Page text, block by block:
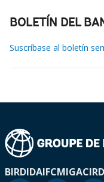
BOLETÍN DEL
Suscríbase al boletín
BIRDIDAIFCMIGA